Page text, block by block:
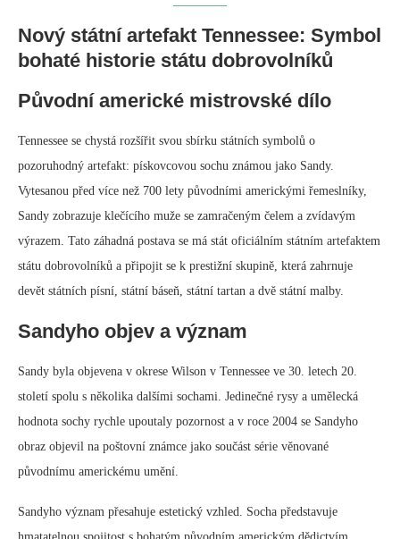
Nový státní artefakt Tennessee: Symbol
bohaté historie státu dobrovolníků
Původní americké mistrovské dílo
Tennessee se chystá rozšířit svou sbírku státních symbolů o
pozoruhodný artefakt: pískovcovou sochu známou jako Sandy.
Vytesanou před více než 700 lety původními americkými řemeslníky,
Sandy zobrazuje klečícího muže se zamračeným čelem a zvídavým
výrazem. Tato záhadná postava se má stát oficiálním státním artefaktem
státu dobrovolníků a připojit se k prestižní skupině, která zahrnuje
devět státních písní, státní báseň, státní tartan a dvě státní malby.
Sandyho objev a význam
Sandy byla objevena v okrese Wilson v Tennessee ve 30. letech 20.
století spolu s několika dalšími sochami. Jedinečné rysy a umělecká
hodnota sochy rychle upoutaly pozornost a v roce 2004 se Sandyho
obraz objevil na poštovní známce jako součást série věnované
původnímu americkému umění.
Sandyho význam přesahuje estetický vzhled. Socha představuje